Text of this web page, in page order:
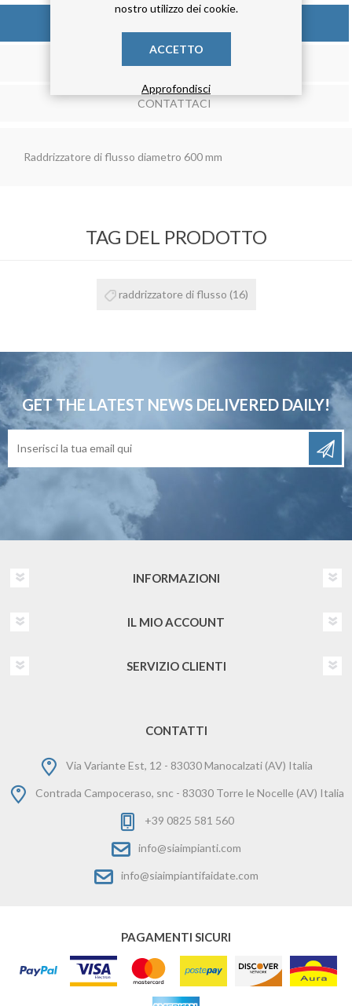
RECENSIONE
CONTATTACI
Raddrizzatore di flusso diametro 600 mm
TAG DEL PRODOTTO
raddrizzatore di flusso (16)
GET THE LATEST NEWS DELIVERED DAILY!
INFORMAZIONI
IL MIO ACCOUNT
SERVIZIO CLIENTI
CONTATTI
Via Variante Est, 12 - 83030 Manocalzati (AV) Italia
Contrada Campoceraso, snc - 83030 Torre le Nocelle (AV) Italia
+39 0825 581 560
info@siaimpianti.com
info@siaimpiantifaidate.com
PAGAMENTI SICURI
nostro utilizzo dei cookie.
ACCETTO
Approfondisci